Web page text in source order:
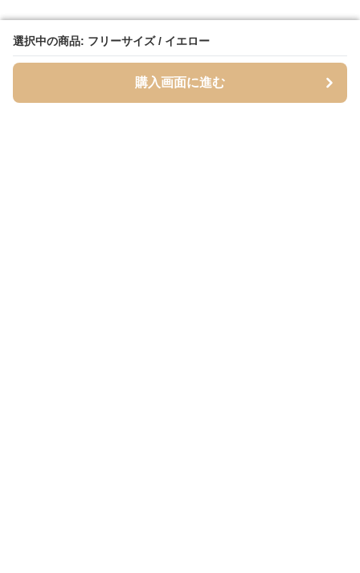
選択中の商品: フリーサイズ / イエロー
購入画面に進む
選択中の商品: フリーサイズ / イエロー
購入画面に進む